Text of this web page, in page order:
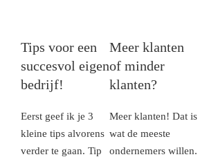
Tips voor een
succesvol eigen
bedrijf!
Eerst geef ik je 3
kleine tips alvorens
verder te gaan. Tip
Meer klanten
of minder
klanten?
Meer klanten! Dat is
wat de meeste
ondernemers willen.